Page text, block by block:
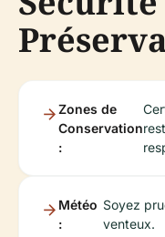
Zones de
Conservation
:
Météo
:
Soyez
venteux.